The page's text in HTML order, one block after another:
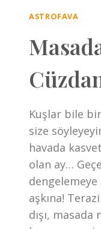
ASTROFAVA
Kuşlar bile
size
havada
olan ay…
dengelemeye
aşkına!
dışı,